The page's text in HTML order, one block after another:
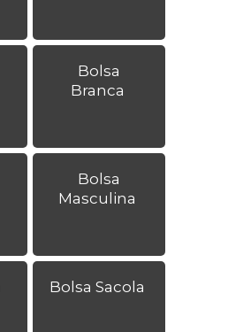
Bolsa
Branca
Bolsa
Masculina
Bolsa Sacola